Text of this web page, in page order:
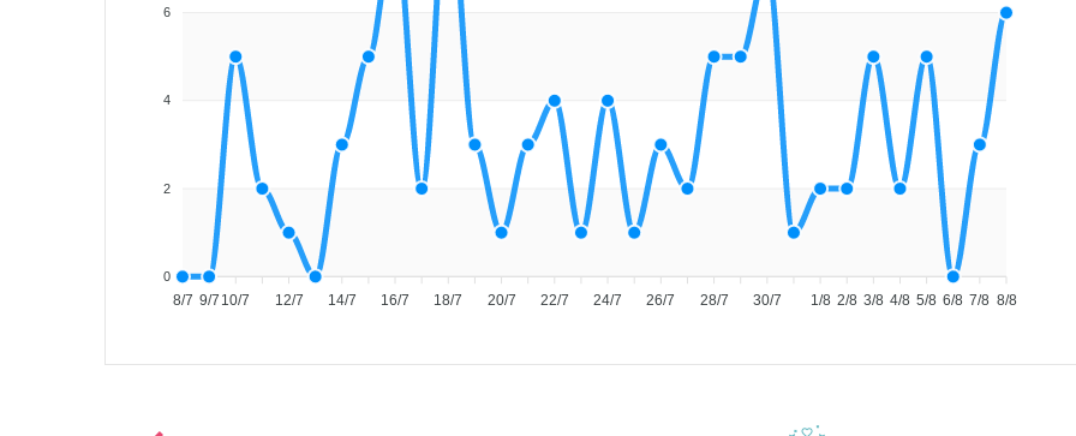
6
4
2
0
8/7 9/7 10/7 12/7 14/7 16/7 18/7 20/7 22/7 24/7 26/7 28/7 30/7 1/8 2/8 3/8 4/8 5/8 6/8 7/8 8/8